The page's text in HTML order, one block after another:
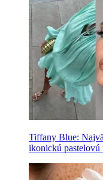
Tiffany Blue:
ikonickú pastelovú